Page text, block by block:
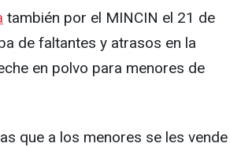
también por el MINCIN el 21 de
de faltantes y atrasos en la
en polvo para menores de
que a los menores se les vende